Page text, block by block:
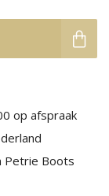
op afspraak
Petrie Boots